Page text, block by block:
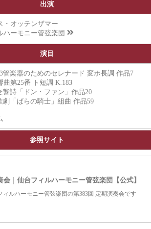
出演
・オッテンザマー
ハーモニー管弦楽団
演目
管楽器のためのセレナード 変ホ長調 作品7
曲第25番 ト短調 K.183
響詩「ドン・ファン」作品20
劇「ばらの騎士」組曲 作品59
参照サイト
会｜仙台フィルハーモニー管弦楽団【公式】
ィルハーモニー管弦楽団の第383回 定期演奏会です